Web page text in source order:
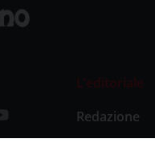
L’editoriale
Redazione